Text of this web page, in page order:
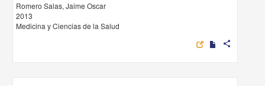
Romero Salas, Jaime Oscar
2013
Medicina y Ciencias de la Salud
share